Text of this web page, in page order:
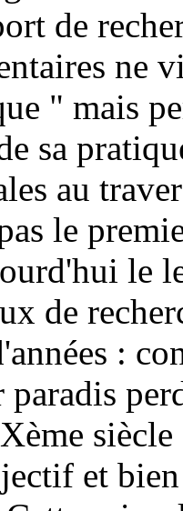
de
ne
" mais
sa
au
le
le
de
:
paradis
siècle
et